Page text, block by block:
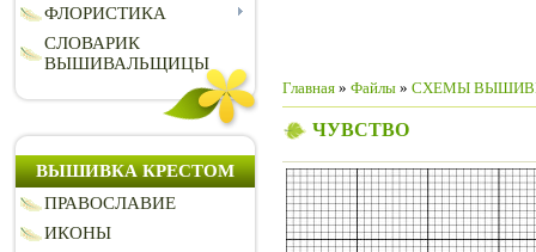
ФЛОРИСТИКА
СЛОВАРИК
ВЫШИВАЛЬЩИЦЫ
ВЫШИВКА КРЕСТОМ
ПРАВОСЛАВИЕ
ИКОНЫ
Главная » Файлы » СХЕМЫ
ЧУВСТВО